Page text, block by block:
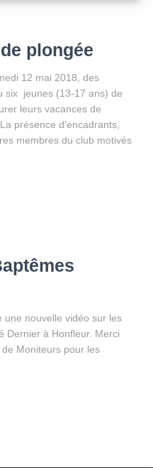
plongée
12 mai 2018, des
six jeunes (13-17 ans) de
leurs vacances de
présence d’encadrants,
membres du club motivés
une nouvelle vidéo sur les
Dernier à Honfleur. Merci
Moniteurs pour les